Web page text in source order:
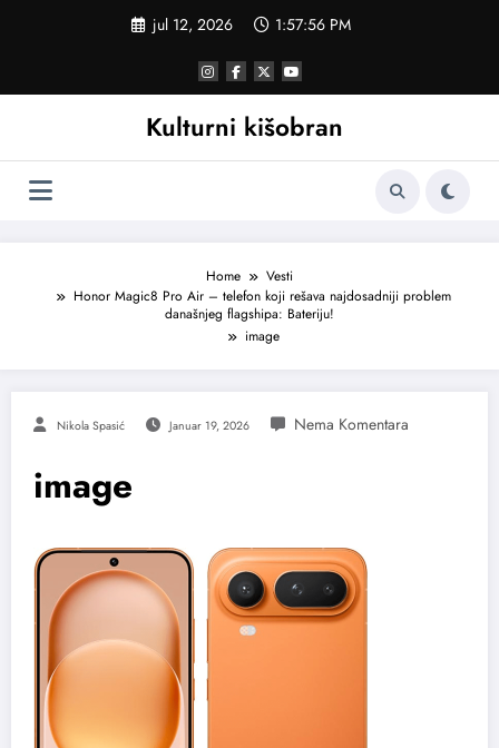
jul 12, 2026 1:57:57 PM
Kulturni kišobran
Home
Vesti
Honor Magic8 Pro Air – telefon koji rešava najdosadniji problem
današnjeg flagshipa: Bateriju!
image
Nikola Spasić Januar 19, 2026
image